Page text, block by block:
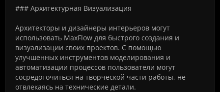
### Архитектурная Визуализация
Архитекторы и дизайнеры интерьеров могут
использовать MaxFlow для быстрого создания и
визуализации своих проектов. С помощью
улучшенных инструментов моделирования и
автоматизации процессов пользователи могут
сосредоточиться на творческой части работы, не
отвлекаясь на технические детали.